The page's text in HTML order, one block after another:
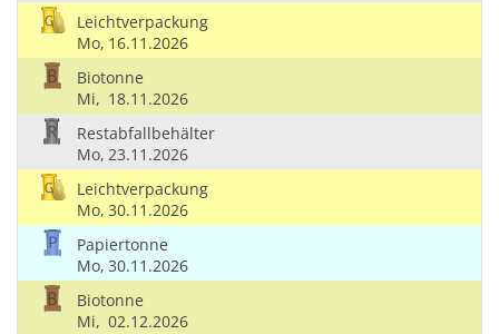
Leichtverpackung
Mo, 16.11.2026
Biotonne
Mi, 18.11.2026
Restabfallbehälter
Mo, 23.11.2026
Leichtverpackung
Mo, 30.11.2026
Papiertonne
Mo, 30.11.2026
Biotonne
Mi, 02.12.2026